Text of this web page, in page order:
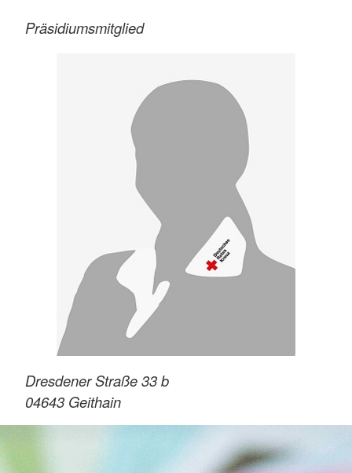
Präsidiumsmitglied
Dresdener Straße 33 b
04643 Geithain